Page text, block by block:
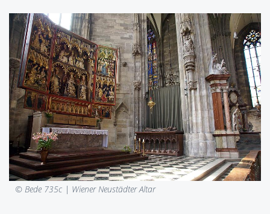
© Bede 735c | Wiener Neustädter Altar